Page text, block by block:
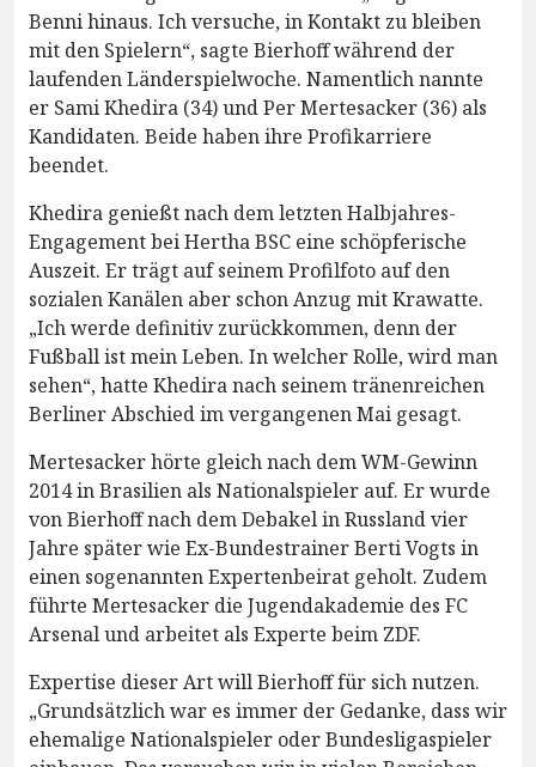
Benni hinaus. Ich versuche, in Kontakt zu bleiben
mit den Spielern“, sagte Bierhoff während der
laufenden Länderspielwoche. Namentlich nannte
er Sami Khedira (34) und Per Mertesacker (36) als
Kandidaten. Beide haben ihre Profikarriere
beendet.
Khedira genießt nach dem letzten Halbjahres-
Engagement bei Hertha BSC eine schöpferische
Auszeit. Er trägt auf seinem Profilfoto auf den
sozialen Kanälen aber schon Anzug mit Krawatte.
„Ich werde definitiv zurückkommen, denn der
Fußball ist mein Leben. In welcher Rolle, wird man
sehen“, hatte Khedira nach seinem tränenreichen
Berliner Abschied im vergangenen Mai gesagt.
Mertesacker hörte gleich nach dem WM-Gewinn
2014 in Brasilien als Nationalspieler auf. Er wurde
von Bierhoff nach dem Debakel in Russland vier
Jahre später wie Ex-Bundestrainer Berti Vogts in
einen sogenannten Expertenbeirat geholt. Zudem
führte Mertesacker die Jugendakademie des FC
Arsenal und arbeitet als Experte beim ZDF.
Expertise dieser Art will Bierhoff für sich nutzen.
„Grundsätzlich war es immer der Gedanke, dass wir
ehemalige Nationalspieler oder Bundesligaspieler